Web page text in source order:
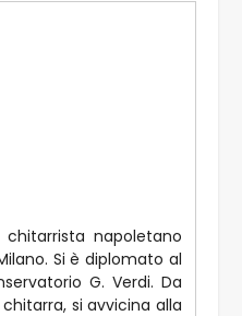
napoletano
Si è diplomato al
G. Verdi. Da
si avvicina alla